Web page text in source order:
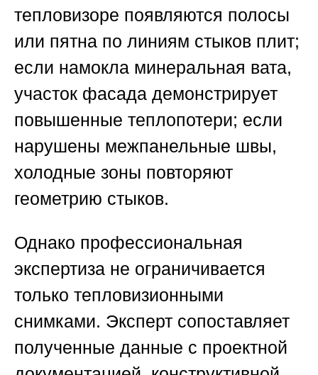
тепловизоре появляются полосы
или пятна по линиям стыков плит;
если намокла минеральная вата,
участок фасада демонстрирует
повышенные теплопотери; если
нарушены межпанельные швы,
холодные зоны повторяют
геометрию стыков.
Однако профессиональная
экспертиза не ограничивается
только тепловизионными
снимками. Эксперт сопоставляет
полученные данные с проектной